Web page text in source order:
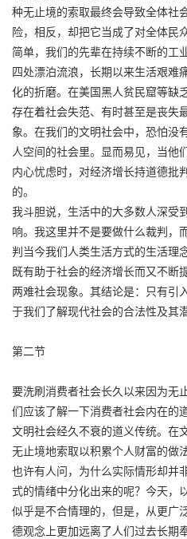
种无止境的索取最终会导致全体社
险，相反，却把它当成了对全体民
简单，我们的先辈在持续不断的工
四处漂泊流浪，长期以来生活艰难
化的折磨。在美国黑人贫民窟等缺
存在着社会失范、有时甚至是丧失
象。在我们的文明社会中，恐怕没
人空间的社会里。显而易见，当他
内心忧虑时，对经济增长持道德批
的。
我斗胆说，生活中的大多数人深受
响。我这里并不是要做什么裁判，
判当今我们人类生活方式的生活理
既有助于社会的经济增长而又不断
两难社会现象。其结论是：只有引
于我们了解现代社会的合法性及其
第二节
要洗刷消费者社会长久以来因为无
们应该了解一下消费者社会内在的
文明社会经久不衰的道义传统。在
无止境地索取以积累个人财富的做
也许有人问，为什么实际情形却并
式的情绪中分化出来的呢？今天，
似乎是不合情理的，但是，从更广
德观念上更加远离了人们过去长期